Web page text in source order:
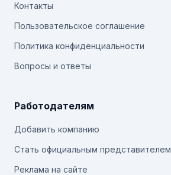
Контакты
Пользовательское соглашение
Политика конфиденциальности
Вопросы и ответы
Работодателям
Добавить компанию
Стать официальным представителем
Реклама на сайте